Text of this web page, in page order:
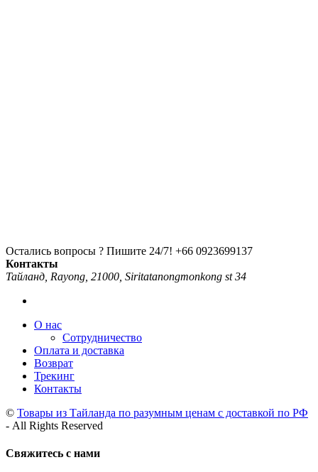
Остались вопросы ? Пишите 24/7! +66 0923699137
Контакты
Тайланд, Rayong, 21000, Siritatanongmonkong st 34
О нас
Сотрудничество
Оплата и доставка
Возврат
Трекинг
Контакты
© Товары из Тайланда по разумным ценам с доставкой по РФ
- All Rights Reserved
Свяжитесь с нами